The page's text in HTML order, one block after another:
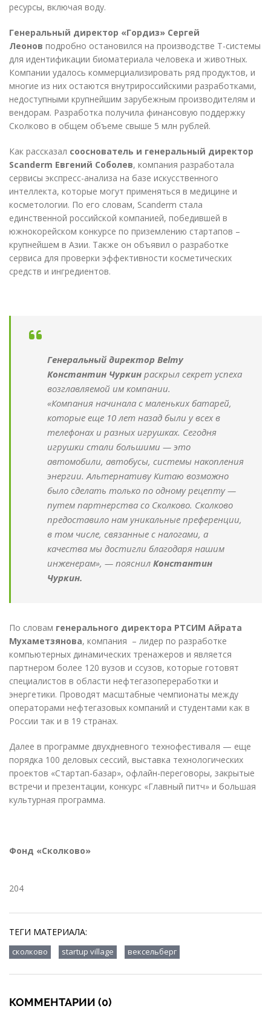
ресурсы, включая воду.
Генеральный директор «Гордиз» Сергей
Леонов подробно остановился на производстве Т-системы
для идентификации биоматериала человека и животных.
Компании удалось коммерциализировать ряд продуктов, и
многие из них остаются внутрироссийскими разработками,
недоступными крупнейшим зарубежным производителям и
вендорам. Разработка получила финансовую поддержку
Сколково в общем объеме свыше 5 млн рублей.
Как рассказал сооснователь и генеральный директор
Scanderm Евгений Соболев, компания разработала
сервисы экспресс-анализа на базе искусственного
интеллекта, которые могут применяться в медицине и
косметологии. По его словам, Scanderm стала
единственной российской компанией, победившей в
южнокорейском конкурсе по приземлению стартапов –
крупнейшем в Азии. Также он объявил о разработке
сервиса для проверки эффективности косметических
средств и ингредиентов.
Генеральный директор Belmy
Константин Чуркин раскрыл секрет успеха
возглавляемой им компании.
«Компания начинала с маленьких батарей,
которые еще 10 лет назад были у всех в
телефонах и разных игрушках. Сегодня
игрушки стали большими — это
автомобили, автобусы, системы накопления
энергии. Альтернативу Китаю возможно
было сделать только по одному рецепту —
путем партнерства со Сколково. Сколково
предоставило нам уникальные преференции,
в том числе, связанные с налогами, а
качества мы достигли благодаря нашим
инженерам», — пояснил Константин
Чуркин.
По словам генерального директора РТСИМ Айрата
Мухаметзянова, компания – лидер по разработке
компьютерных динамических тренажеров и является
партнером более 120 вузов и ссузов, которые готовят
специалистов в области нефтегазопереработки и
энергетики. Проводят масштабные чемпионаты между
операторами нефтегазовых компаний и студентами как в
России так и в 19 странах.
Далее в программе двухдневного технофестиваля — еще
порядка 100 деловых сессий, выставка технологических
проектов «Стартап-базар», офлайн-переговоры, закрытые
встречи и презентации, конкурс «Главный питч» и большая
культурная программа.
Фонд «Сколково»
204
ТЕГИ МАТЕРИАЛА:
сколково startup village вексельберг
КОММЕНТАРИИ (0)